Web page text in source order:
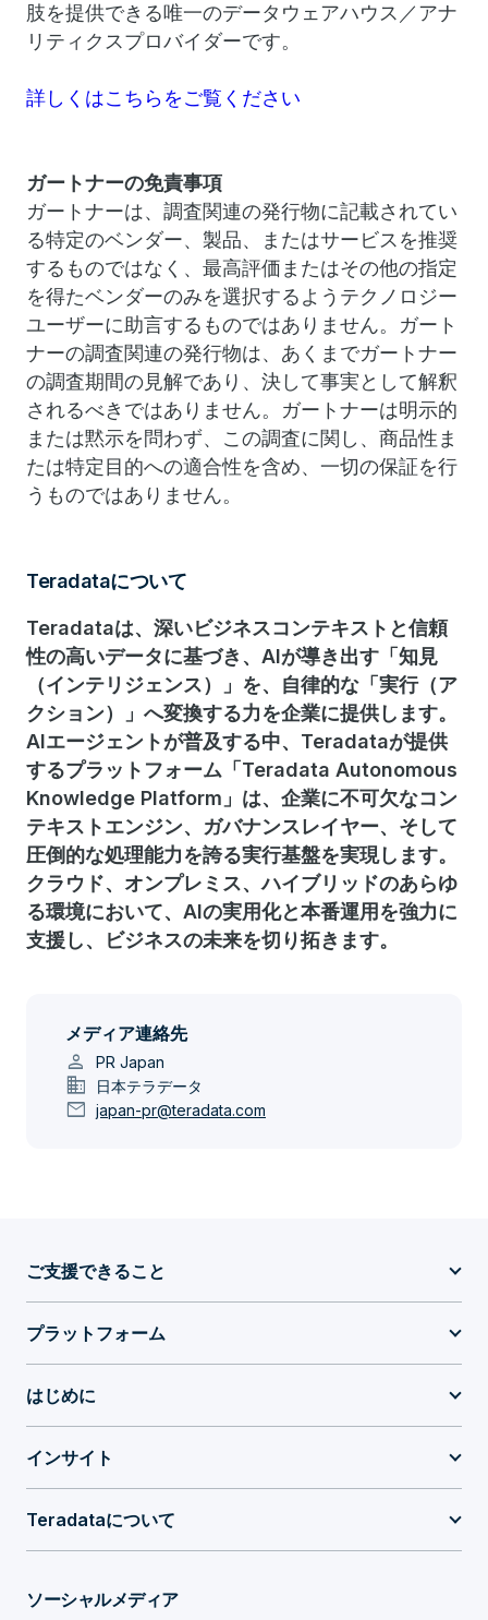
肢を提供できる唯一のデータウェアハウス／アナ
リティクスプロバイダーです。
詳しくはこちらをご覧ください
ガートナーの免責事項
ガートナーは、調査関連の発行物に記載されてい
る特定のベンダー、製品、またはサービスを推奨
するものではなく、最高評価またはその他の指定
を得たベンダーのみを選択するようテクノロジー
ユーザーに助言するものではありません。ガート
ナーの調査関連の発行物は、あくまでガートナー
の調査期間の見解であり、決して事実として解釈
されるべきではありません。ガートナーは明示的
または黙示を問わず、この調査に関し、商品性ま
たは特定目的への適合性を含め、一切の保証を行
うものではありません。
Teradataについて
Teradataは、深いビジネスコンテキストと信頼
性の高いデータに基づき、AIが導き出す「知見
（インテリジェンス）」を、自律的な「実行（ア
クション）」へ変換する力を企業に提供します。
AIエージェントが普及する中、Teradataが提供
するプラットフォーム「Teradata Autonomous
Knowledge Platform」は、企業に不可欠なコン
テキストエンジン、ガバナンスレイヤー、そして
圧倒的な処理能力を誇る実行基盤を実現します。
クラウド、オンプレミス、ハイブリッドのあらゆ
る環境において、AIの実用化と本番運用を強力に
支援し、ビジネスの未来を切り拓きます。
メディア連絡先
person PR Japan
domain 日本テラデータ
mail japan-pr@teradata.com
ご支援できること
プラットフォーム
はじめに
インサイト
Teradataについて
ソーシャルメディア